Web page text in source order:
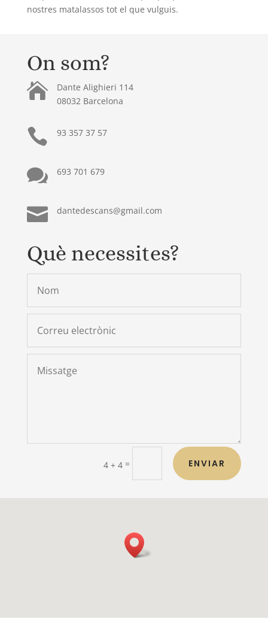
nostres matalassos tot el que vulguis.
On som?

Dante Alighieri 114
08032 Barcelona
 93 357 37 57
 693 701 679
 dantedescans@gmail.com
Què necessites?
4 + 4 = ENVIAR